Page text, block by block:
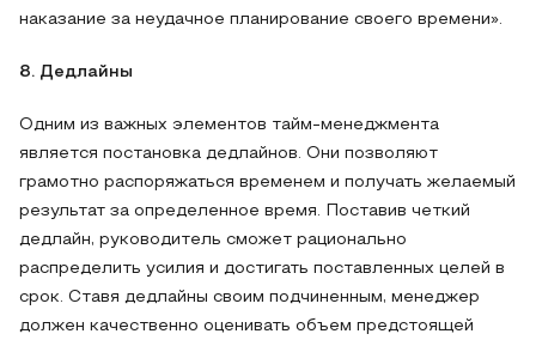
наказание за неудачное планирование своего времени».
8. Дедлайны
Одним из важных элементов тайм-менеджмента
является постановка дедлайнов. Они позволяют
грамотно распоряжаться временем и получать желаемый
результат за определенное время. Поставив четкий
дедлайн, руководитель сможет рационально
распределить усилия и достигать поставленных целей в
срок. Ставя дедлайны своим подчиненным, менеджер
должен качественно оценивать объем предстоящей